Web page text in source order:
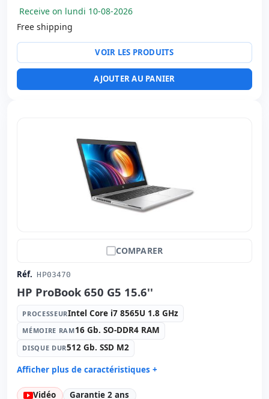
Réseau: Intel Ethernet Connection L219-LM
Système opératif:
Ports: 2x Thunderbolt · 2x USB 3.1
LCD 14 '' FullHD 16: 9 · Résolution 1920x1080
Multimédias: Webcam
Dimensions: 22x33x2 cm.
1.50 Kg.
Receive on lundi 10-08-2026
Free shipping
VOIR LES PRODUITS
AJOUTER AU PANIER
COMPARER
Réf. HP03470
HP ProBook 650 G5 15.6''
PROCESSEURIntel Core i7 8565U 1.8 GHz
MÉMOIRE RAM16 Gb. SO-DDR4 RAM
DISQUE DUR512 Gb. SSD M2
Afficher plus de caractéristiques +
Processeur: Intel Core i7 8565U 1.8 GHz.
Vidéo Garantie 2 ans